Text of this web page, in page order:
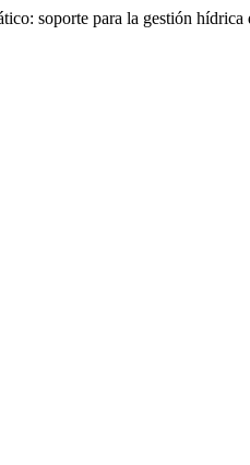
soporte para la gestión hídrica